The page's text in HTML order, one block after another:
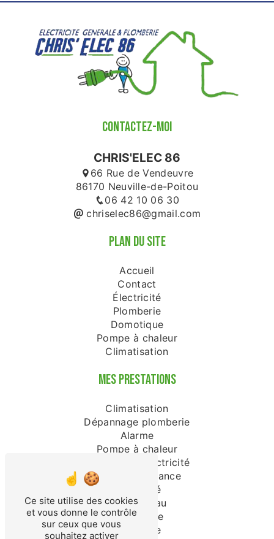
CONTACTEZ-MOI
CHRIS'ELEC 86
66 Rue de Vendeuvre
86170 Neuville-de-Poitou
06 42 10 06 30
chriselec86@gmail.com
PLAN DU SITE
Accueil
Contact
Électricité
Plomberie
Domotique
Pompe à chaleur
Climatisation
MES PRESTATIONS
Climatisation
Dépannage plomberie
Alarme
Pompe à chaleur
Dépannage électricité
Vidéo surveillance
Électricité
Chauffe-eau
Domotique
Plomberie
Ce site utilise des cookies
et vous donne le contrôle
sur ceux que vous
souhaitez activer